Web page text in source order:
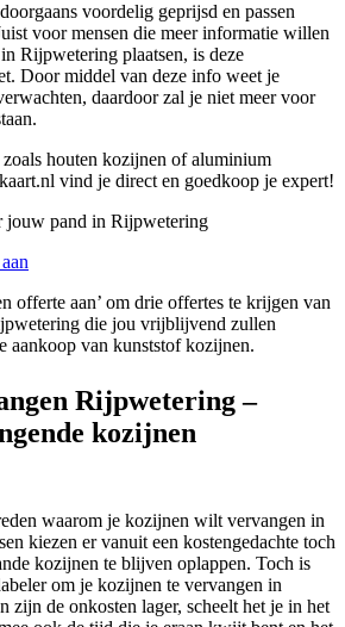
voordelig geprijsd en passen
voor mensen die meer informatie willen
Rijpwetering plaatsen, is deze
Door middel van deze info weet je
daardoor zal je niet meer voor
houten kozijnen of aluminium
vind je direct en goedkoop je expert!
jouw pand in Rijpwetering
offerte aan’ om drie offertes te krijgen van
die jou vrijblijvend zullen
aankoop van kunststof kozijnen.
Rijpwetering –
kozijnen
waarom je kozijnen wilt vervangen in
kiezen er vanuit een kostengedachte toch
kozijnen te blijven oplappen. Toch is
om je kozijnen te vervangen in
zijn de onkosten lager, scheelt het je in het